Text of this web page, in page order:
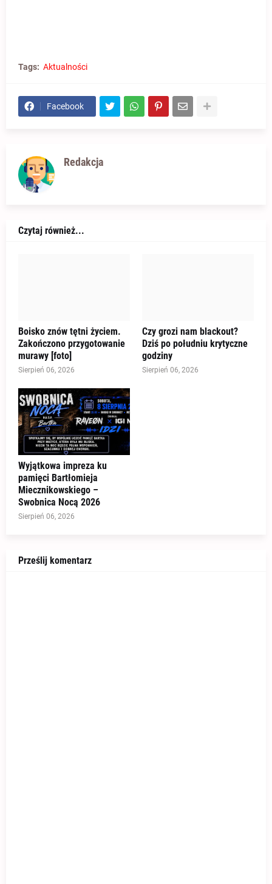
Tags: Aktualności
Facebook
Redakcja
Czytaj również...
Boisko znów tętni życiem.
Zakończono przygotowanie
murawy [foto]
Sierpień 06, 2026
Czy grozi nam blackout?
Dziś po południu krytyczne
godziny
Sierpień 06, 2026
Wyjątkowa impreza ku
pamięci Bartłomieja
Miecznikowskiego –
Swobnica Nocą 2026
Sierpień 06, 2026
Prześlij komentarz